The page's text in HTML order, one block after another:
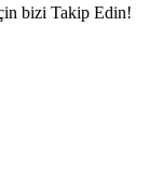
bizi Takip Edin!